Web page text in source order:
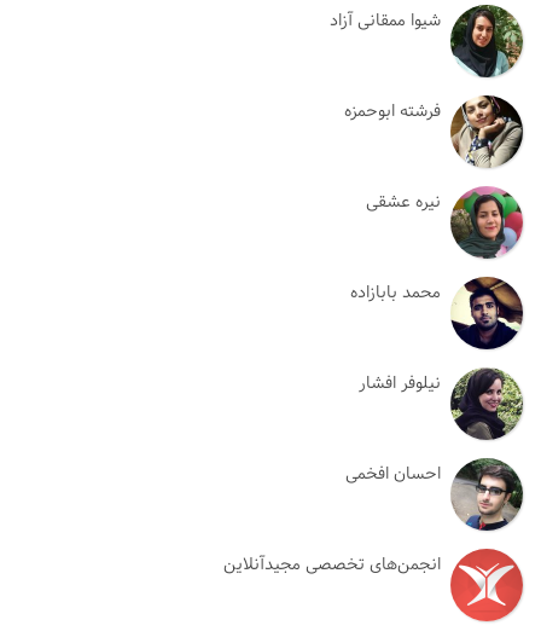
شیوا ممقانی آزاد
فرشته ابوحمزه
نیره عشقی
محمد بابازاده
نیلوفر افشار
احسان افخمی
انجمن‌های تخصصی مجیدآنلاین